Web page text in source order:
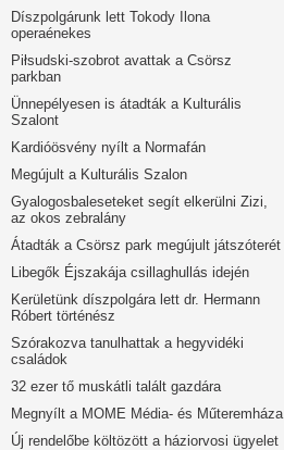
Díszpolgárunk lett Tokody Ilona
operaénekes
Piłsudski-szobrot avattak a Csörsz
parkban
Ünnepélyesen is átadták a Kulturális
Szalont
Kardióösvény nyílt a Normafán
Megújult a Kulturális Szalon
Gyalogosbaleseteket segít elkerülni Zizi,
az okos zebralány
Átadták a Csörsz park megújult játszóterét
Libegők Éjszakája csillaghullás idején
Kerületünk díszpolgára lett dr. Hermann
Róbert történész
Szórakozva tanulhattak a hegyvidéki
családok
32 ezer tő muskátli talált gazdára
Megnyílt a MOME Média- és Műteremháza
Új rendelőbe költözött a háziorvosi ügyelet